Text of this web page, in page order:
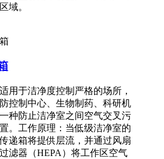
域。
用于洁净度控制严格的场所，
控制中心、生物制药、科研机
种防止洁净室之间空气交叉污
。工作原理：当低级洁净室的
递箱将提供层流，并通过风扇
滤器（HEPA）将工作区空气